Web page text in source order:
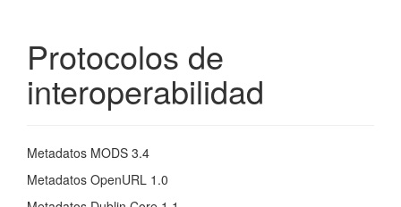
Protocolos de
interoperabilidad
Metadatos MODS 3.4
Metadatos OpenURL 1.0